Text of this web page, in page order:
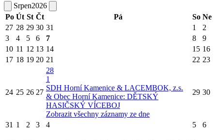
Srpen2026
Po Út St Čt Pá So Ne
27 28 29 30 31 1
2
3
4 5 6 7 8
9
10 11 12 13 14 15 16
17 18 19 20 21 22 23
24 25 26 27
28
1
SDH Horní Kamenice & LACEMBOK, z.s.
& Obec Horní Kamenice: DĚTSKÝ
HASIČSKÝ VÍCEBOJ
Zobrazit všechny záznamy ze dne
29 30
31 1 2 3 4 5 6